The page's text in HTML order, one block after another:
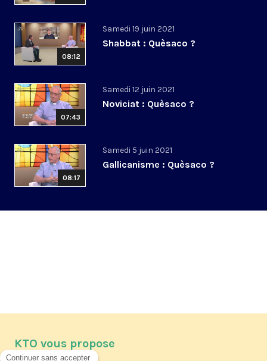
08:12
Samedi 19 juin 2021
Shabbat : Quèsaco ?
07:43
Samedi 12 juin 2021
Noviciat : Quèsaco ?
08:17
Samedi 5 juin 2021
Gallicanisme : Quèsaco ?
KTO vous propose